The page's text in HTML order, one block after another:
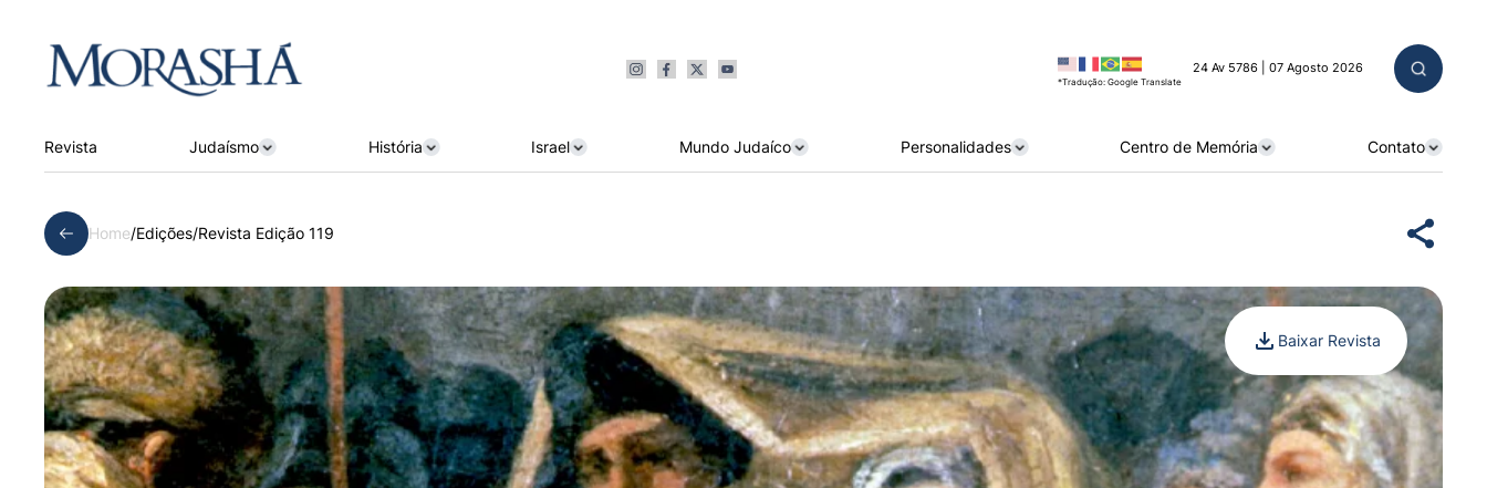
*Tradução: Google Translate
24 Av 5786 | 07 Agosto 2026
Revista Judaísmo História Israel Mundo Judaíco Personalidades Centro de Memória Contato
Home/Edições/Revista Edição 119
Baixar Revista